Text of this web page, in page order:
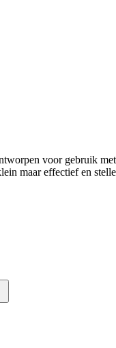
voor gebruik
maar effectief en